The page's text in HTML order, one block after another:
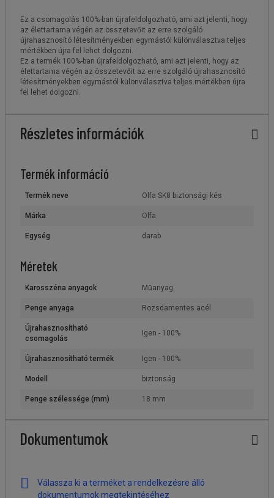
Ez a csomagolás 100%-ban újrafeldolgozható, ami azt jelenti, hogy
az élettartama végén az összetevőit az erre szolgáló
újrahasznosító létesítményekben egymástól különválasztva teljes
mértékben újra fel lehet dolgozni.
Ez a termék 100%-ban újrafeldolgozható, ami azt jelenti, hogy az
élettartama végén az összetevőit az erre szolgáló újrahasznosító
létesítményekben egymástól különválasztva teljes mértékben újra
fel lehet dolgozni.
Részletes információk
Termék információ
Termék neve Olfa SK8 biztonsági kés
Márka Olfa
Egység darab
Méretek
Karosszéria anyagok Műanyag
Penge anyaga Rozsdamentes acél
Újrahasznosítható
csomagolás
Igen - 100%
Újrahasznosítható termék Igen - 100%
Modell biztonság
Penge szélessége (mm) 18 mm
Dokumentumok
Válassza ki a terméket a rendelkezésre álló
dokumentumok megtekintéséhez